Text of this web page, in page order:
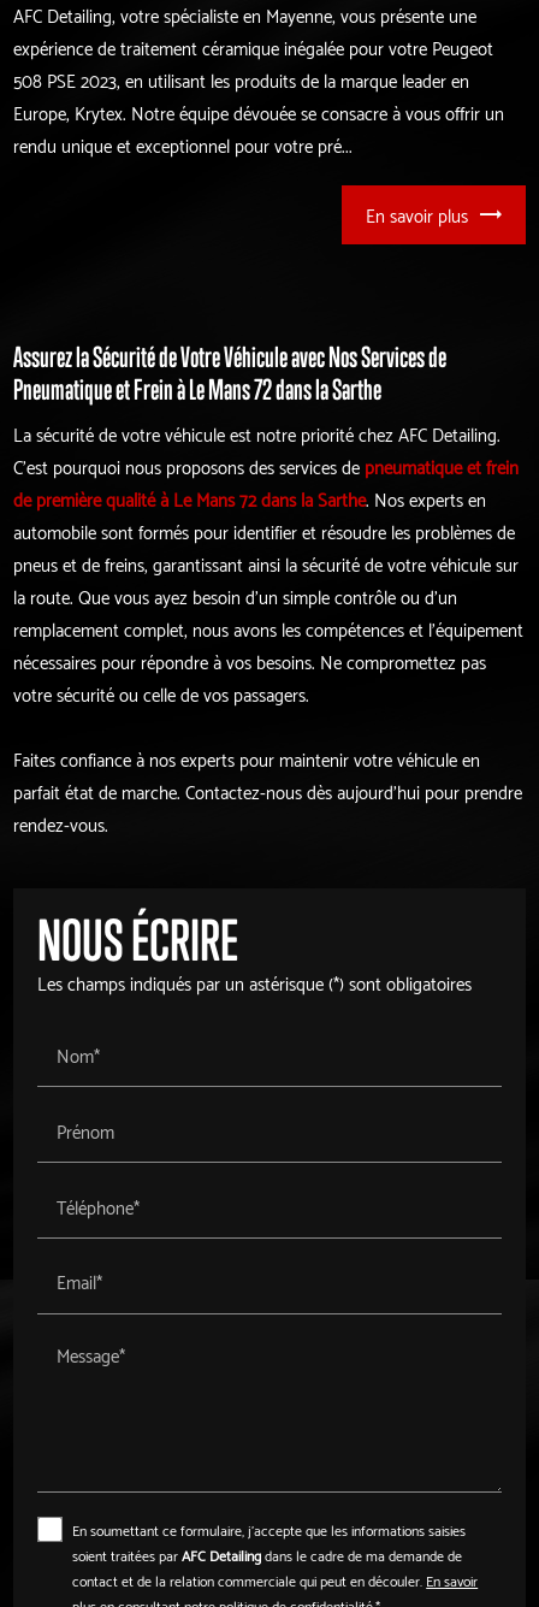
AFC Detailing, votre spécialiste en Mayenne, vous présente une
expérience de traitement céramique inégalée pour votre Peugeot
508 PSE 2023, en utilisant les produits de la marque leader en
Europe, Krytex. Notre équipe dévouée se consacre à vous offrir un
rendu unique et exceptionnel pour votre pré...
En savoir plus
Assurez la Sécurité de Votre Véhicule avec Nos Services de
Pneumatique et Frein à Le Mans 72 dans la Sarthe
La sécurité de votre véhicule est notre priorité chez AFC Detailing.
C'est pourquoi nous proposons des services depneumatique et frein
de première qualité à Le Mans 72 dans la Sarthe. Nos experts en
automobile sont formés pour identifier et résoudre les problèmes de
pneus et de freins, garantissant ainsi la sécurité de votre véhicule sur
la route. Que vous ayez besoin d'un simple contrôle ou d'un
remplacement complet, nous avons les compétences et l'équipement
nécessaires pour répondre à vos besoins. Ne compromettez pas
votre sécurité ou celle de vos passagers.
Faites confiance à nos experts pour maintenir votre véhicule en
parfait état de marche. Contactez-nous dès aujourd'hui pour prendre
rendez-vous.
NOUS ÉCRIRE
Les champs indiqués par un astérisque (*) sont obligatoires
Nom*
Prénom
Téléphone*
Email*
Message*
En soumettant ce formulaire, j'accepte que les informations saisies
soient traitées parAFC Detailingdans le cadre de ma demande de
contact et de la relation commerciale qui peut en découler.En savoir